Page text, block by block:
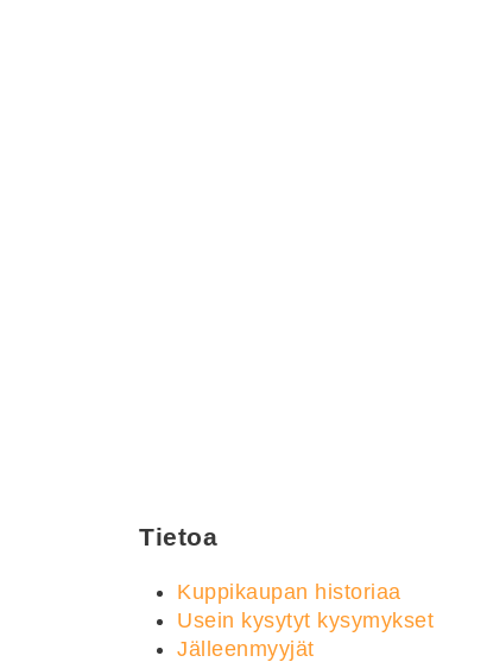
Tietoa
Kuppikaupan historiaa
Usein kysytyt kysymykset
Jälleenmyyjät